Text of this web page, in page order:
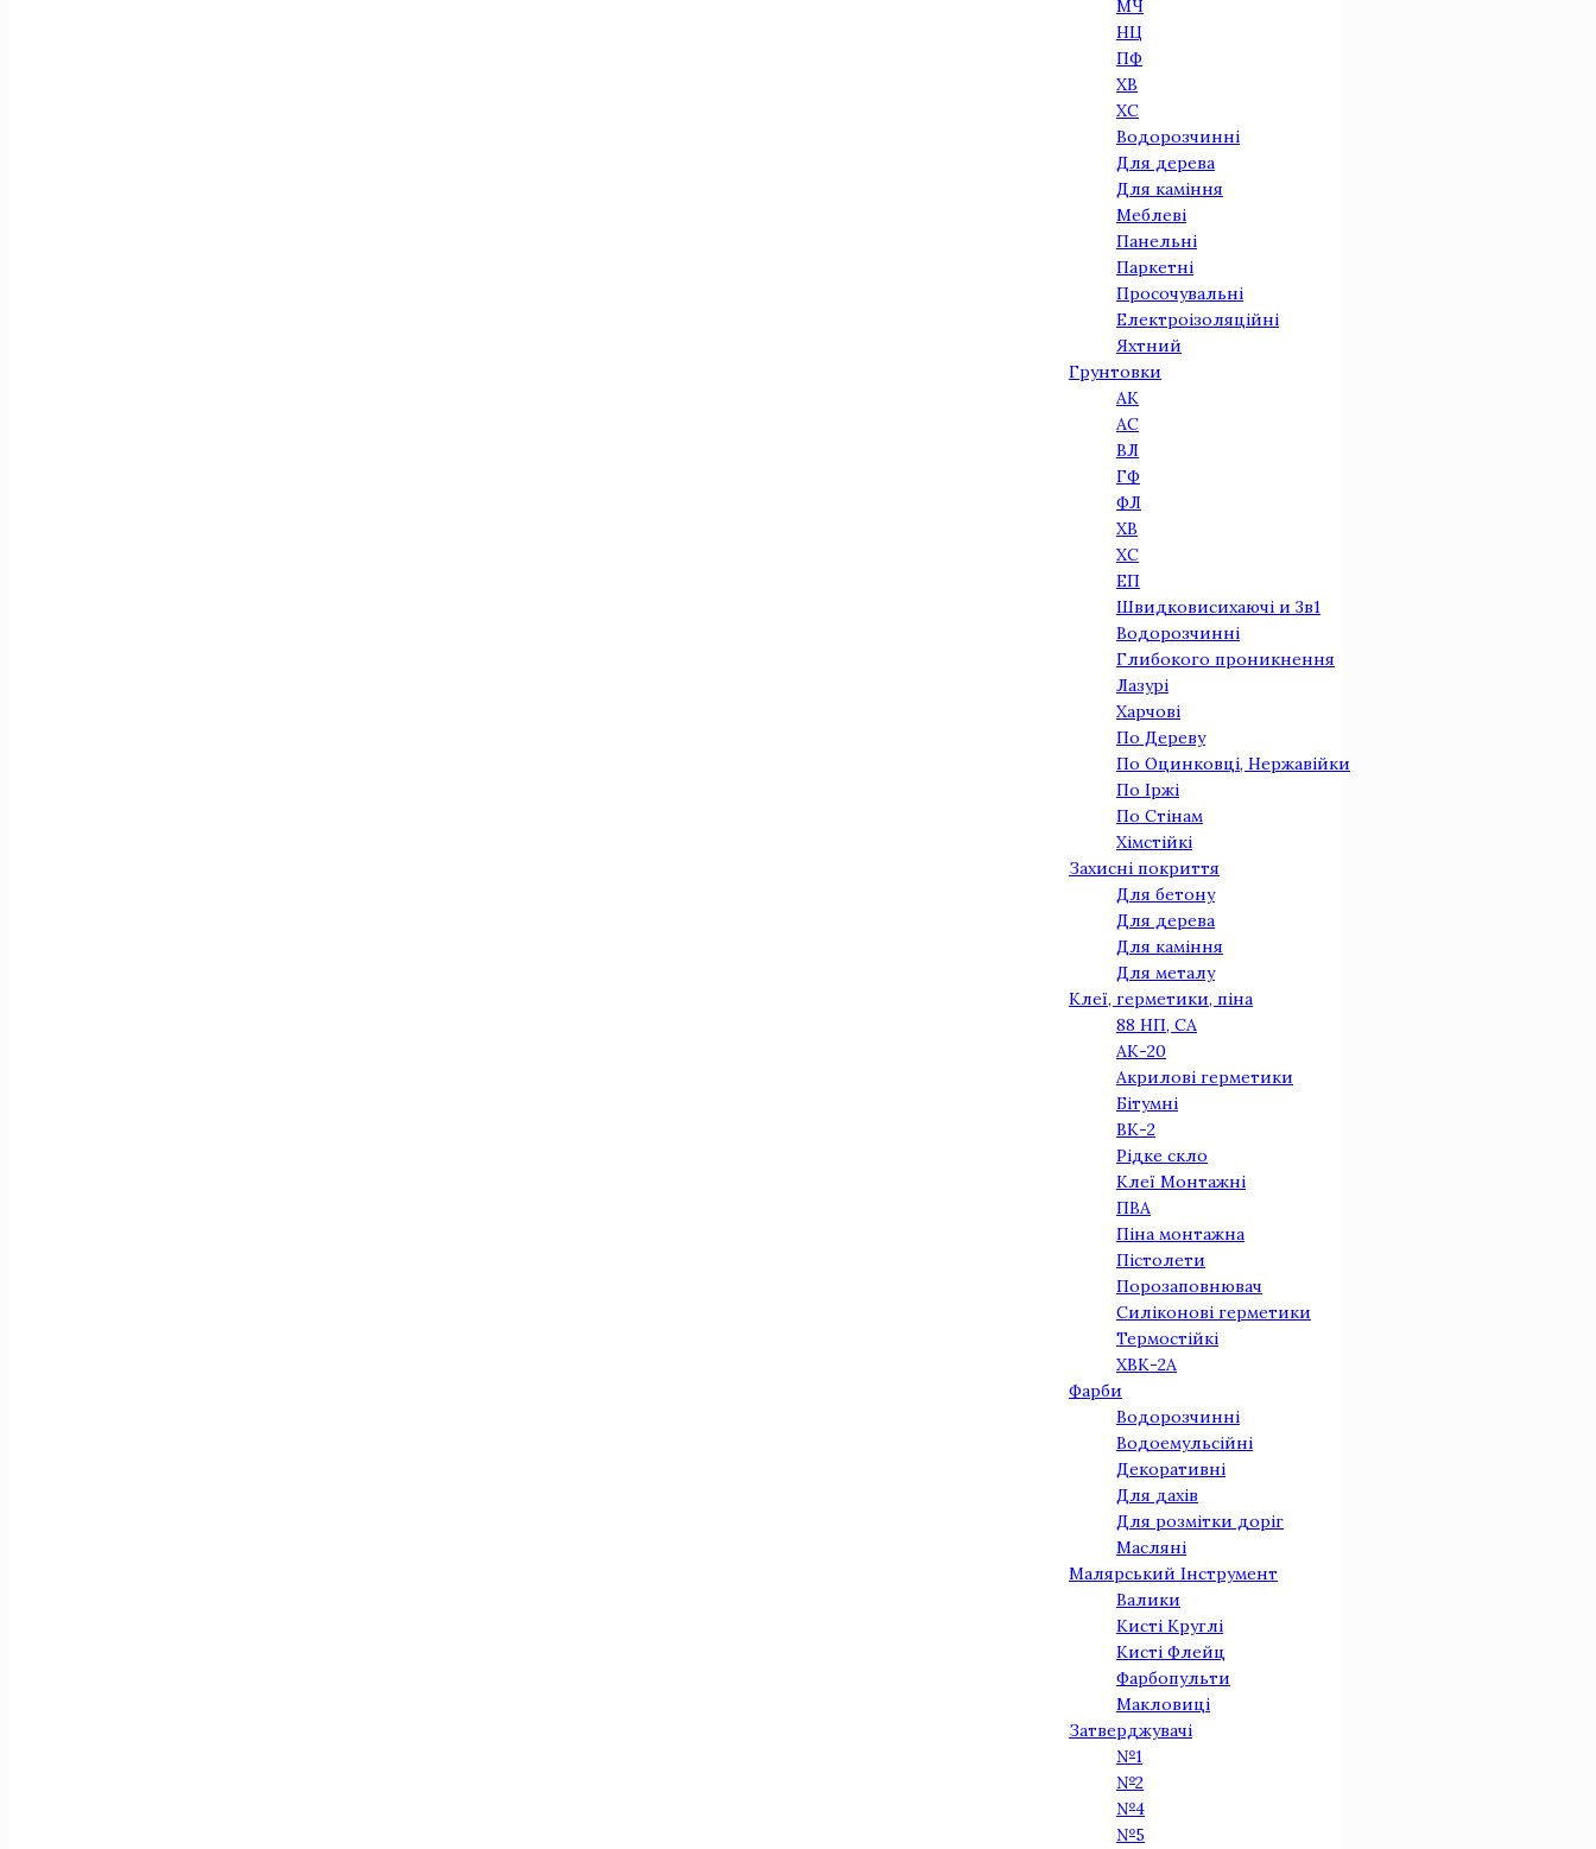
МЧ
НЦ
ПФ
ХВ
ХС
Водорозчинні
Для дерева
Для камiння
Меблеві
Панельнi
Паркетнi
Просочувальні
Електроізоляційні
Яхтний
Грунтовки
АК
АС
ВЛ
ГФ
ФЛ
ХВ
ХС
ЕП
Швидковисихаючі и 3в1
Водорозчинні
Глибокого проникнення
Лазурі
Харчові
По Дереву
По Оцинковцi, Нержавiйки
По Iржi
По Стiнам
Хімстійкі
Захисні покриття
Для бетону
Для дерева
Для камiння
Для металу
Клеї, герметики, піна
88 НП, СА
АК-20
Акрилові герметики
Бітумні
ВК-2
Рідке скло
Клеї Монтажнi
ПВА
Піна монтажна
Пістолети
Порозаповнювач
Силіконові герметики
Термостійкі
ХВК-2А
Фарби
Водорозчинні
Водоемульсійні
Декоративні
Для дахів
Для розмітки доріг
Масляні
Малярський Інструмент
Валики
Кисті Круглі
Кисті Флейц
Фарбопульти
Макловиці
Затверджувачі
№1
№2
№4
№5